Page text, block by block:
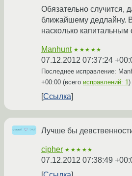
Обязательно случится,
ближайшему дедлайну.
насколько капитальным
Manhunt ★★★★★
07.12.2012 07:37:24
Последнее исправление:
+00:00 (всего исправлений: 1)
Ссылка
Лучше бы
cipher ★★★★★
07.12.2012 07:38:49